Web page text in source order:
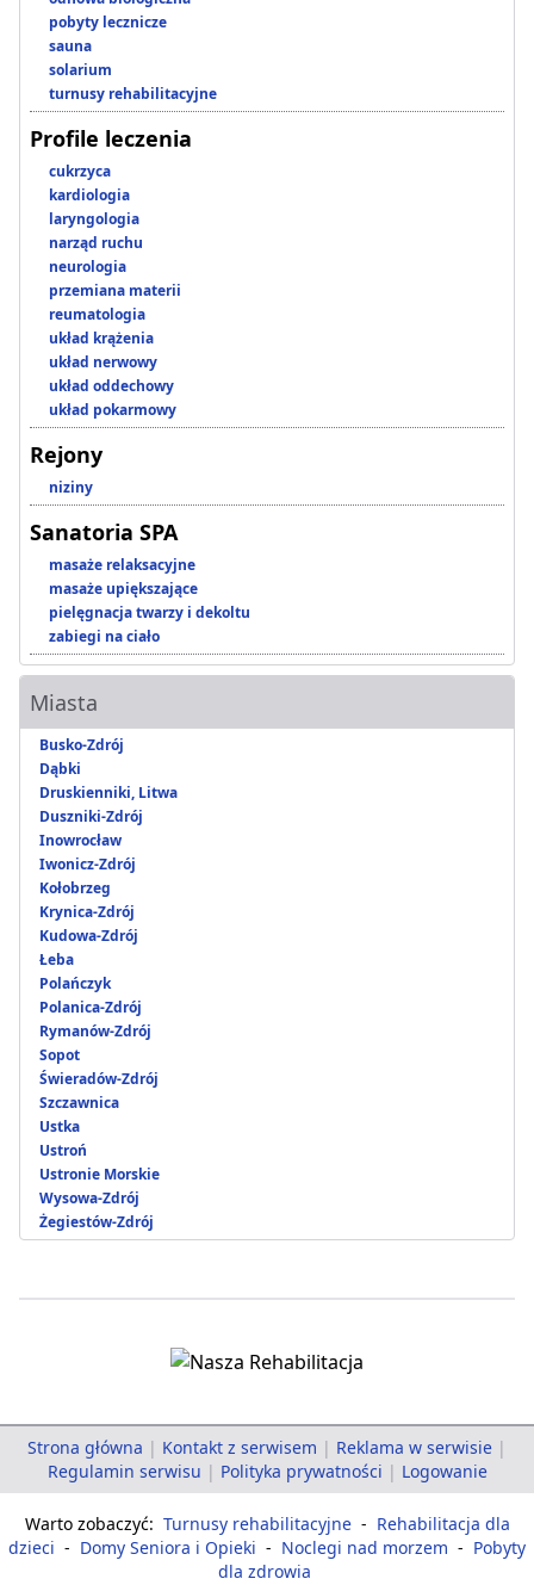
pobyty lecznicze
sauna
solarium
turnusy rehabilitacyjne
Profile leczenia
cukrzyca
kardiologia
laryngologia
narząd ruchu
neurologia
przemiana materii
reumatologia
układ krążenia
układ nerwowy
układ oddechowy
układ pokarmowy
Rejony
niziny
Sanatoria SPA
masaże relaksacyjne
masaże upiększające
pielęgnacja twarzy i dekoltu
zabiegi na ciało
Miasta
Busko-Zdrój
Dąbki
Druskienniki, Litwa
Duszniki-Zdrój
Inowrocław
Iwonicz-Zdrój
Kołobrzeg
Krynica-Zdrój
Kudowa-Zdrój
Łeba
Polańczyk
Polanica-Zdrój
Rymanów-Zdrój
Sopot
Świeradów-Zdrój
Szczawnica
Ustka
Ustroń
Ustronie Morskie
Wysowa-Zdrój
Żegiestów-Zdrój
Strona główna | Kontakt z serwisem | Reklama w serwisie |
Regulamin serwisu | Polityka prywatności | Logowanie
Warto zobaczyć: Turnusy rehabilitacyjne - Rehabilitacja dla
dzieci - Domy Seniora i Opieki - Noclegi nad morzem - Pobyty
dla zdrowia